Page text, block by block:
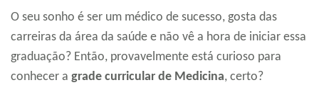
O seu sonho é ser um médico de sucesso, gosta das
carreiras da área da saúde e não vê a hora de iniciar essa
graduação? Então, provavelmente está curioso para
conhecer a grade curricular de Medicina, certo?